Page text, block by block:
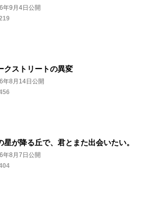
年9月4日公開
クストリートの異変
年8月14日公開
星が降る丘で、君とまた出会いたい。
年8月7日公開